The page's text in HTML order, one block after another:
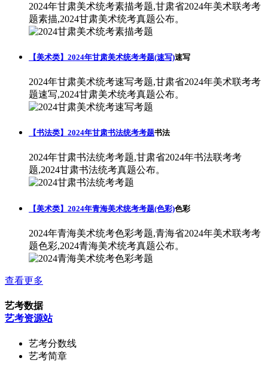
2024年甘肃美术统考素描考题,甘肃省2024年美术联考考
题素描,2024甘肃美术统考真题公布。
【美术类】2024年甘肃美术统考考题(速写)速写
2024年甘肃美术统考速写考题,甘肃省2024年美术联考考
题速写,2024甘肃美术统考真题公布。
【书法类】2024年甘肃书法统考考题书法
2024年甘肃书法统考考题,甘肃省2024年书法联考考
题,2024甘肃书法统考真题公布。
【美术类】2024年青海美术统考考题(色彩)色彩
2024年青海美术统考色彩考题,青海省2024年美术联考考
题色彩,2024青海美术统考真题公布。
查看更多
艺考数据
艺考资源站
艺考分数线
艺考简章